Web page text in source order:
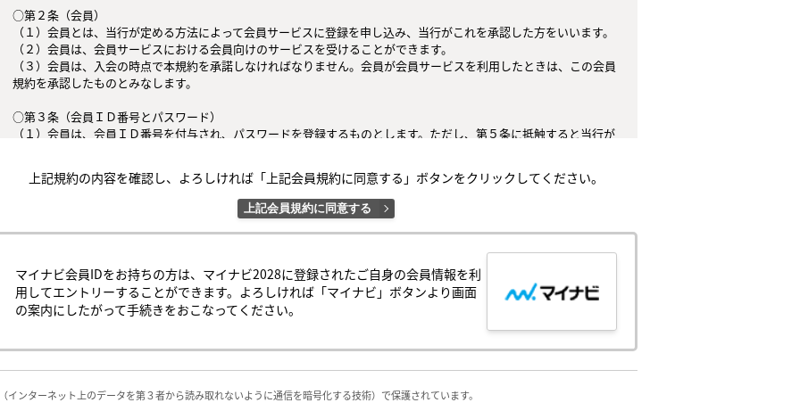
○第２条（会員）
（１）会員とは、当行が定める方法によって会員サービスに登録を申し込み、当行がこれを承認した方をいいます。
（２）会員は、会員サービスにおける会員向けのサービスを受けることができます。
（３）会員は、入会の時点で本規約を承諾しなければなりません。会員が会員サービスを利用したときは、この会員
規約を承認したものとみなします。
○第３条（会員ＩＤ番号とパスワード）
（１）会員は、会員ＩＤ番号を付与され、パスワードを登録するものとします。ただし、第５条に抵触すると当行が
（３）会員の会員ＩＤ番号およびパスワードの管理および使用は会員の責任とし、これらの使用上の過誤または第三
者による不正使用等については、当行は一切の責任を負わないものとします。
○第４条（会員サービス）
（２）当行は、会員への事前の通知なくして、会員サービスを変更、中断、中止することがあり、会員はこれを承諾
するものとします。
（３）会員は、システム障害などの事情により、会員サービス機能に支障が生じ、または会員サービスが停止する等
の可能性があることを承諾するものとします。
○第５条（会員の禁止行為）
会員は以下の行為を行なわないものとします。
（１）他の会員、当行または第三者の著作権、肖像権、その他知的所有権を侵害する行為
（２）他の会員、当行または第三者の財産、信用、名誉、プライバシー、その他人権等を侵害する行為
上記規約の内容を確認し、よろしければ「上記会員規約に同意する」ボタンをクリックしてください。
上記会員規約に同意する
マイナビ会員IDをお持ちの方は、マイナビ2028に登録されたご自身の会員情報を利
用してエントリーすることができます。よろしければ「マイナビ」ボタンより画面
の案内にしたがって手続きをおこなってください。
インターネット上のデータを第３者から読み取れないように通信を暗号化する技術）で保護されています。